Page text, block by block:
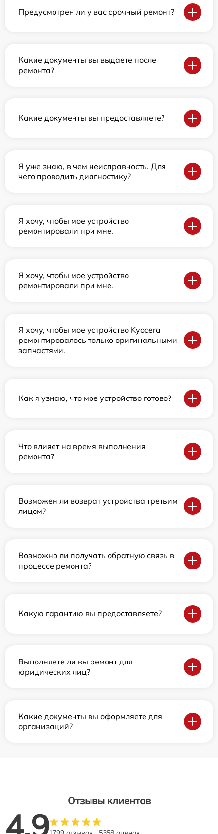
Предусмотрен ли у вас срочный ремонт?
Какие документы вы выдаете после
ремонта?
Какие документы вы предоставляете?
Я уже знаю, в чем неисправность. Для
чего проводить диагностику?
Я хочу, чтобы мое устройство
ремонтировали при мне.
Я хочу, чтобы мое устройство
ремонтировали при мне.
Я хочу, чтобы мое устройство Kyocera
ремонтировалось только оригинальными
запчастями.
Как я узнаю, что мое устройство готово?
Что влияет на время выполнения
ремонта?
Возможен ли возврат устройства третьим
лицом?
Возможно ли получать обратную связь в
процессе ремонта?
Какую гарантию вы предоставляете?
Выполняете ли вы ремонт для
юридических лиц?
Какие документы вы оформляете для
организаций?
Отзывы клиентов
4.9